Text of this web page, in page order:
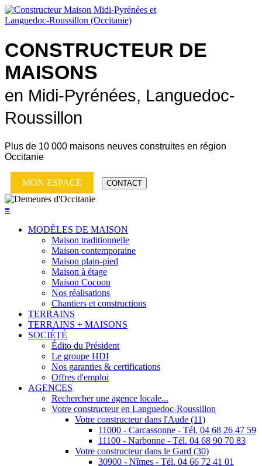
CONSTRUCTEUR DE
MAISONS
en Midi-Pyrénées, Languedoc-
Roussillon
Plus de 10 000 maisons neuves construites en région
Occitanie
MON ESPACE CONTACT
≡
MODÈLES DE MAISON
Maison traditionnelle
Maison contemporaine
Maison plain-pied
Maison à étage
Maison Cocoon
Nos réalisations
Chantiers et constructions
TERRAINS
TERRAINS + MAISONS
SOCIÉTÉ
Édito du Président
Le groupe HDI
Nos garanties & certifications
Offres d'emploi
AGENCES
Rechercher une agence locale...
Votre constructeur en Languedoc-Roussillon
Votre constructeur dans l'Aude (11)
11000 - Carcassonne - Tél. 04 68 26 47 59
11100 - Narbonne - Tél. 04 68 90 70 83
Votre constructeur dans le Gard (30)
30900 - Nîmes - Tél. 04 66 72 41 01